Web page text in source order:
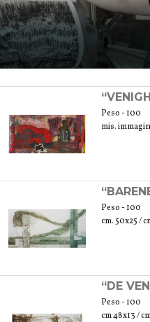
Peso - 100
mis.
Peso - 100
cm. 50x25 /
“DE
Peso - 100
cm 48x13 /